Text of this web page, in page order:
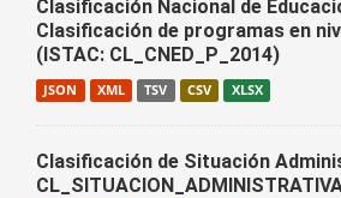
Clasificación Nacional de
Clasificación de programas en
(ISTAC: CL_CNED_P_2014)
JSON XML TSV CSV XLSX
Clasificación de Situación